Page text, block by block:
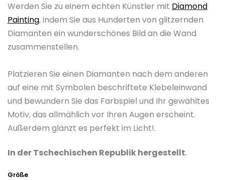
Werden Sie zu einem echten Künstler mit Diamond
Painting, indem Sie aus Hunderten von glitzernden
Diamanten ein wunderschönes Bild an die Wand
zusammenstellen.
Platzieren Sie einen Diamanten nach dem anderen
auf eine mit Symbolen beschriftete Klebeleinwand
und bewundern Sie das Farbspiel und Ihr gewähltes
Motiv, das allmählich vor Ihren Augen erscheint.
Außerdem glänzt es perfekt im Licht!.
In der Tschechischen Republik hergestellt.
Größe
5
Sternen.